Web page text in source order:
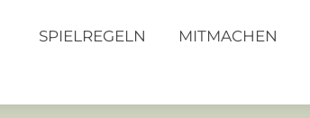
SPIELREGELN MITMACHEN